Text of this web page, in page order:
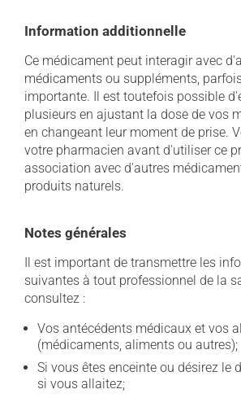
Information additionnelle
Ce médicament peut interagir avec
médicaments ou suppléments,
importante. Il est toutefois possible
plusieurs en ajustant la dose de vos
en changeant leur moment de prise.
votre pharmacien avant d'utiliser ce
association avec d'autres
produits naturels.
Notes générales
Il est important de transmettre les
suivantes à tout professionnel de la
consultez :
Vos antécédents médicaux et vos
(médicaments, aliments ou autres);
Si vous êtes enceinte ou désirez le
si vous allaitez;